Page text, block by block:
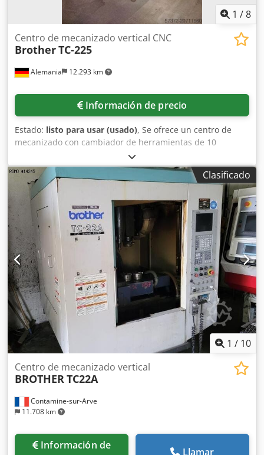
1 /8
Alemania 12.293 km
Centro de mecanizado vertical CNC
BrotherTC-225
Información de precio
Estado: listo para usar (usado), Se ofrece un centro de
mecanizado con cambiador de herramientas de 10
posiciones. Superficie de fijación de la mesa X/Y: 600
mm/300 mm, recorridos X/Y/Z: aprox. 420 mm/300 mm/250
mm, velocidad del husillo: 6000 rpm. Cono
portaherramientas: BT30. Control: Brother CNC-400, peso
de la máquina: aprox. 2000 kg, incluye manual. Inspección
posible previa cita. Dedpfx Aex Ecu Eec Nokr
Clasificado
1 / 10
Contamine-sur-Arve
11.708 km
Centro de mecanizado vertical
BROTHERTC22A
Información de
Llamar